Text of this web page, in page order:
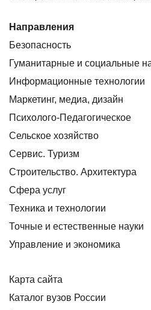
Направления
Безопасность
Гуманитарные и социальные
Информационные технологии
Маркетинг, медиа, дизайн
Психолого-Педагогическое
Сельское хозяйство
Сервис. Туризм
Строительство. Архитектура
Сфера услуг
Техника и технологии
Точные и естественные науки
Управление и экономика
Карта сайта
Каталог вузов России